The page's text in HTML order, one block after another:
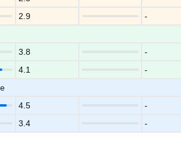
2.9
-
3.8
-
4.1
-
4.5
-
3.4 -